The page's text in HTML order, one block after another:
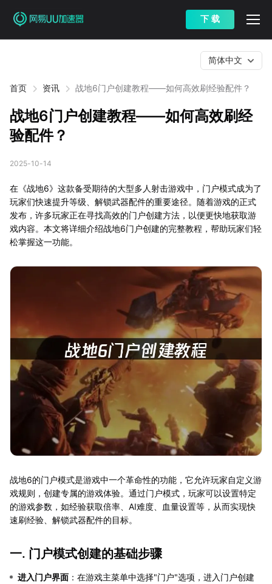
下 载
首页 资讯 战地6门户创建教程——如何高效刷经验配件？
简体中文
战地6门户创建教程——如何高效刷经
验配件？
2025-10-14
在《战地6》这款备受期待的大型多人射击游戏中，门户模式成为了
玩家们快速提升等级、解锁武器配件的重要途径。随着游戏的正式
发布，许多玩家正在寻找高效的门户创建方法，以便更快地获取游
戏内容。本文将详细介绍战地6门户创建的完整教程，帮助玩家们轻
松掌握这一功能。
战地6的门户模式是游戏中一个革命性的功能，它允许玩家自定义游
戏规则，创建专属的游戏体验。通过门户模式，玩家可以设置特定
的游戏参数，如经验获取倍率、AI难度、血量设置等，从而实现快
速刷经验、解锁武器配件的目标。
一. 门户模式创建的基础步骤
进入门户界面 ：在游戏主菜单中选择"门户"选项，进入门户创建